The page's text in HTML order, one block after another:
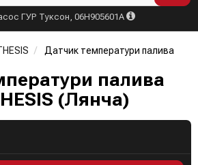
ГУР Туксон, 06H905601A
Датчик температури палива
палива
(Лянча)